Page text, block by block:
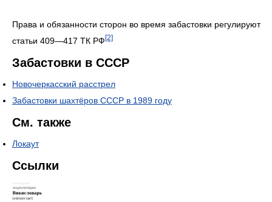
Права и обязанности сторон во время забастовки регулируют
статьи 409—417 ТК РФ[2]
Забастовки в СССР
Новочеркасский расстрел
Забастовки шахтёров СССР в 1989 году
См. также
Локаут
Ссылки